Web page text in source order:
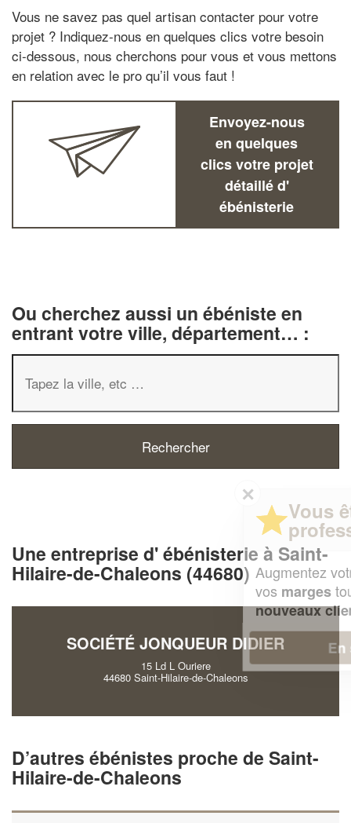
Vous ne savez pas quel artisan contacter pour votre
projet ? Indiquez-nous en quelques clics votre besoin
ci-dessous, nous cherchons pour vous et vous mettons
en relation avec le pro qu’il vous faut !
Envoyez-nous
en quelques
clics votre projet
détaillé d'
ébénisterie
Ou cherchez aussi un ébéniste en
entrant votre ville, département… :
Une entreprise d' ébénisterie à Saint-
Hilaire-de-Chaleons (44680)
SOCIÉTÉ JONQUEUR DIDIER
15 Ld L Ouriere
44680 Saint-Hilaire-de-Chaleons
D’autres ébénistes proche de Saint-
Hilaire-de-Chaleons
professionnel ?
Augmentez votrechiffre d'affaireset
tout en gagnant de
nouveaux clients!
En savoir plus